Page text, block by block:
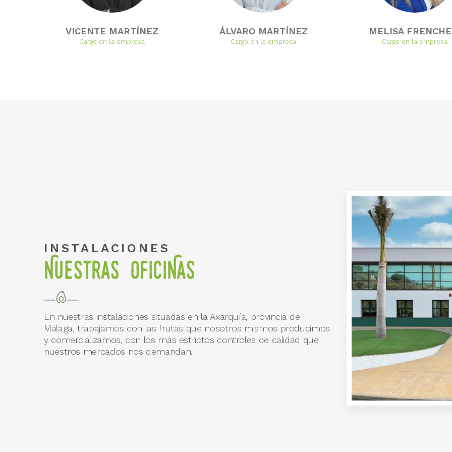
VICENTE MARTÍNEZ
Cargo en la empresa
ÁLVARO MARTÍNEZ
Cargo en la empresa
MELISA
Cargo en la empresa
INSTALACIONES
Nuestras oFICiNas
En nuestras instalaciones situadas en la Axarquía, provincia de
Málaga, trabajamos con las frutas que nosotros mismos producimos
y comercializamos, con los más estrictos controles de calidad que
nuestros mercados nos demandan.
Instalaciones